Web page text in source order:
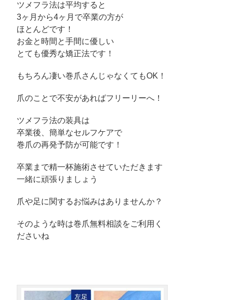
ツメフラ法は平均すると
3ヶ月から4ヶ月で卒業の方が
ほとんどです！
お金と時間と手間に優しい
とても優秀な矯正法です！
もちろん凄い巻爪さんじゃなくてもOK！
爪のことで不安があればフリーリーへ！
ツメフラ法の装具は
卒業後、簡単なセルフケアで
巻爪の再発予防が可能です！
卒業まで精一杯施術させていただきます
一緒に頑張りましょう
爪や足に関するお悩みはありませんか？
そのような時は巻爪無料相談をご利用く
ださいね